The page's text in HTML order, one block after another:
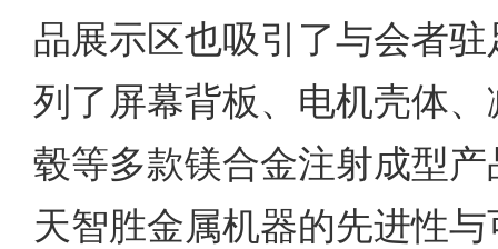
品展示区也吸引了与会者
列了屏幕背板、电机壳体
毂等多款镁合金注射成型
天智胜金属机器的先进性